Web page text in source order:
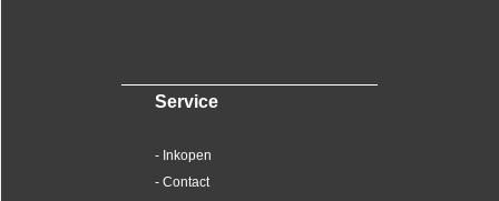
Service
- Inkopen
- Contact